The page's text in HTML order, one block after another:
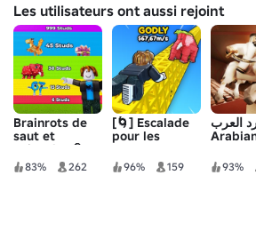
Les utilisateurs ont aussi rejoint
Brainrots de
saut et
d'évasion🧠
83% 262
[🌀] Escalade
pour les
96% 159
العرب |
93%